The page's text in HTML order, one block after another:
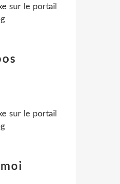
sur le portail
sur le portail